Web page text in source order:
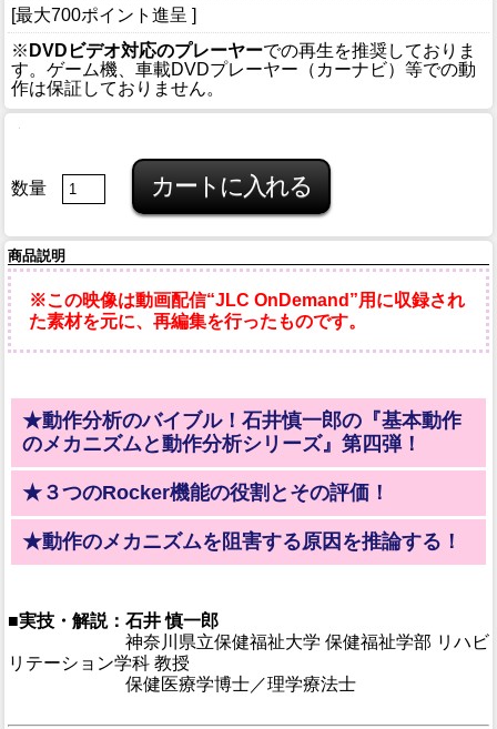
[最大700ポイント進呈 ]
※ DVDビデオ対応のプレーヤーでの再生を推奨しておりま
す。ゲーム機、車載DVDプレーヤー（カーナビ）等での動
作は保証しておりません。
数量
商品説明
※この映像は動画配信“JLC OnDemand”用に収録され
た素材を元に、再編集を行ったものです。
★動作分析のバイブル！石井慎一郎の『基本動作
のメカニズムと動作分析シリーズ』第四弾！
★３つのRocker機能の役割とその評価！
★動作のメカニズムを阻害する原因を推論する！
■実技・解説：石井 慎一郎
神奈川県立保健福祉大学 保健福祉学部 リハビ
リテーション学科 教授
保健医療学博士／理学療法士